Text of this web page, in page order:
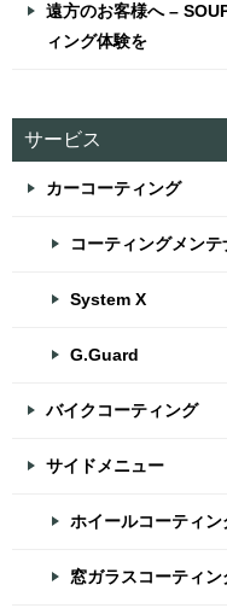
遠方のお客様へ –
ィング体験を
サービス
カーコーティング
コーティングメンテ
System X
G.Guard
バイクコーティング
サイドメニュー
ホイールコーティン
窓ガラスコーティン